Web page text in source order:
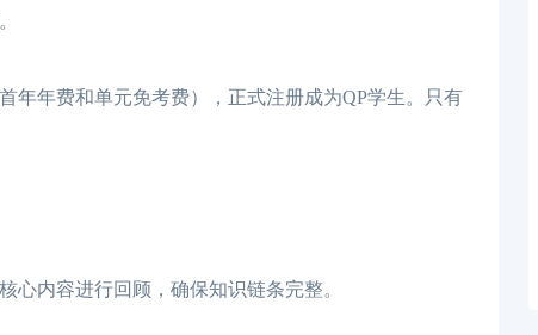
年费和单元免考费），正式注册成为QP学生。只有
内容进行回顾，确保知识链条完整。